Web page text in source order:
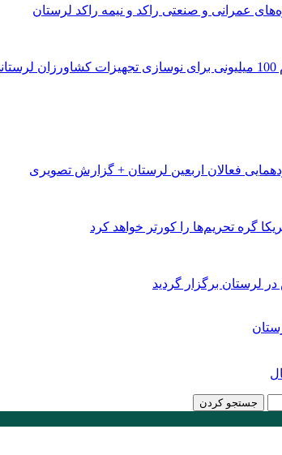
عمرانی و صنعتی راکد و نیمه راکد لرستان
فعالان اربعین لرستان + گزارش تصویری
گره تحریم‌ها را کورتر خواهد کرد
لرستان برگزار گردید